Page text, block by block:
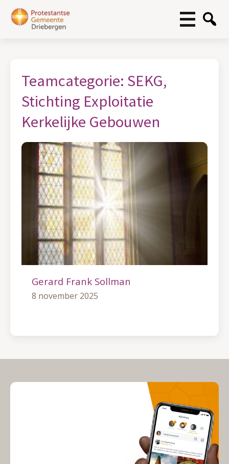
Teamcategorie: SEKG,
Stichting Exploitatie
Kerkelijke Gebouwen
Gerard Frank Sollman
8 november 2025